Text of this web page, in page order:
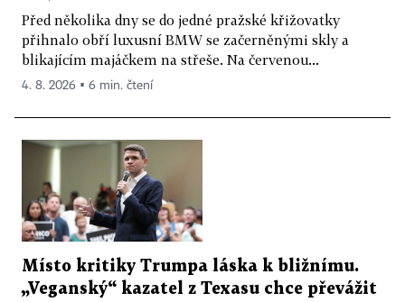
Před několika dny se do jedné pražské křižovatky
přihnalo obří luxusní BMW se začerněnými skly a
blikajícím majáčkem na střeše. Na červenou...
4. 8. 2026 ▪ 6 min. čtení
Místo kritiky Trumpa láska k bližnímu.
„Veganský“ kazatel z Texasu chce převážit